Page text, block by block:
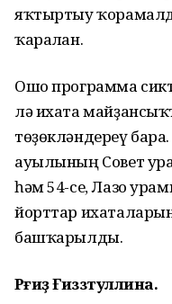
яҡтыртыу
ҡаралған.
Ошо программа
лә ихата
төҙөкләндереү
ауылының Совет
һәм 54-се, Лазо
йорттар
башҡарылды.
Рәғиҙә Ғиззәтуллина.